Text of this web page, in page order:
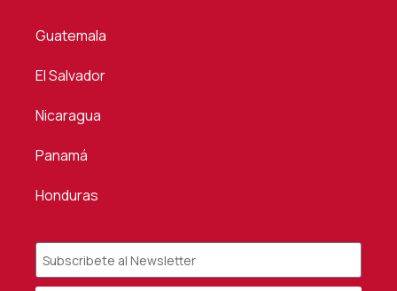
Guatemala
El Salvador
Nicaragua
Panamá
Honduras